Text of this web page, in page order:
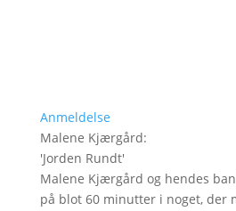
Anmeldelse
Malene Kjærgård:
'Jorden Rundt'
Malene Kjærgård og hendes
på blot 60 minutter i noget, der